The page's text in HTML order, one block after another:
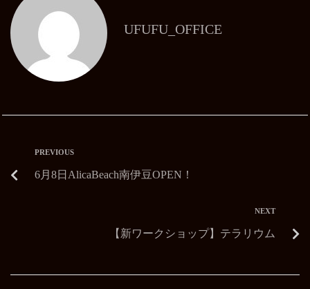
UFUFU_OFFICE
PREVIOUS
6月8日AlicaBeach南伊豆OPEN！
NEXT
【新ワークショップ】テラリウム